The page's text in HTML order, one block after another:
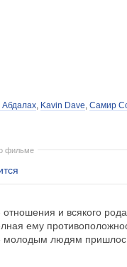
Абдалах, Kavin Dave,Самир
фильме
и всякого
ему
молодым людям